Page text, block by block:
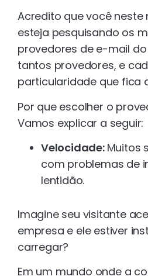
Acredito que você neste
esteja pesquisando os
provedores de e-mail
tantos provedores, e
particularidade que fica
Por que escolher o
Vamos explicar a seguir:
Velocidade: Muitos
com problemas de
lentidão.
Imagine seu visitante
empresa e ele estiver
carregar?
Em um mundo onde a